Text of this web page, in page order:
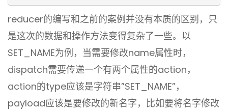
reducer的编写和之前的案例并没有本质的区别，只
是这次的数据和操作方法变得复杂了一些。以
SET_NAME为例，当需要修改name属性时，
dispatch需要传递一个有两个属性的action，
action的type应该是字符串”SET_NAME”，
payload应该是要修改的新名字，比如要将名字修改